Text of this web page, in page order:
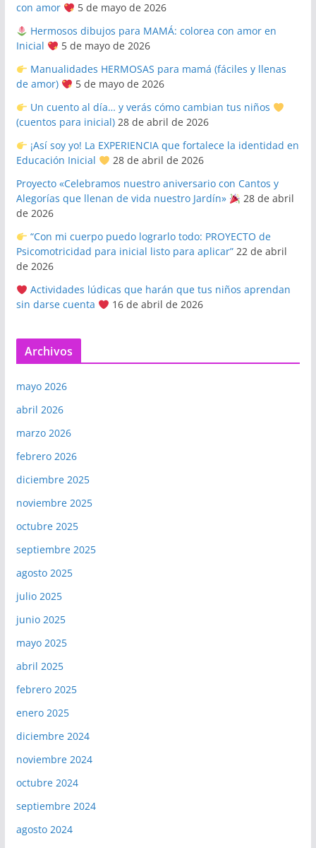
con amor
5 de mayo de 2026
Hermosos dibujos para MAMÁ: colorea con amor en
Inicial
5 de mayo de 2026
Manualidades HERMOSAS para mamá (fáciles y llenas
de amor)
5 de mayo de 2026
Un cuento al día… y verás cómo cambian tus niños
(cuentos para inicial) 28 de abril de 2026
¡Así soy yo! La EXPERIENCIA que fortalece la identidad en
Educación Inicial
28 de abril de 2026
Proyecto «Celebramos nuestro aniversario con Cantos y
Alegorías que llenan de vida nuestro Jardín»
28 de abril
de 2026
“Con mi cuerpo puedo lograrlo todo: PROYECTO de
Psicomotricidad para inicial listo para aplicar” 22 de abril
de 2026
Actividades lúdicas que harán que tus niños aprendan
sin darse cuenta
16 de abril de 2026
Archivos
mayo 2026
abril 2026
marzo 2026
febrero 2026
diciembre 2025
noviembre 2025
octubre 2025
septiembre 2025
agosto 2025
julio 2025
junio 2025
mayo 2025
abril 2025
febrero 2025
enero 2025
diciembre 2024
noviembre 2024
octubre 2024
septiembre 2024
agosto 2024